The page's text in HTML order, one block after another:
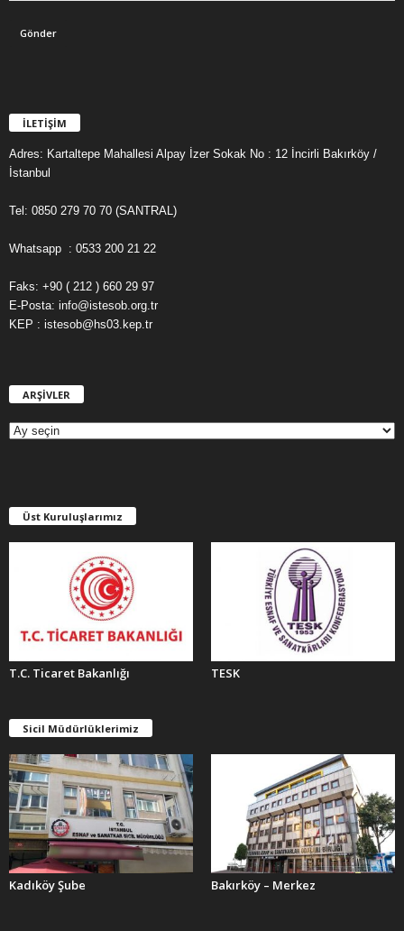
İLETİŞİM
Adres: Kartaltepe Mahallesi Alpay İzer Sokak No : 12 İncirli Bakırköy /
İstanbul
Tel: 0850 279 70 70 (SANTRAL)
Whatsapp : 0533 200 21 22
Faks: +90 ( 212 ) 660 29 97
E-Posta: info@istesob.org.tr
KEP : istesob@hs03.kep.tr
ARŞİVLER
E
R
Üst Kuruluşlarımız
T.C. Ticaret Bakanlığı TESK
Sicil Müdürlüklerimiz
Kadıköy Şube Bakırköy – Merkez